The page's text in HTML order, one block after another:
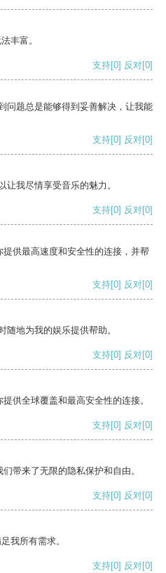
丰富。
支持[0] 反对[0]
问题总是能够得到妥善解决，让我能
支持[0] 反对[0]
让我尽情享受音乐的魅力。
支持[0] 反对[0]
供最高速度和安全性的连接，并帮
支持[0] 反对[0]
随地为我的娱乐提供帮助。
支持[0] 反对[0]
供全球覆盖和最高安全性的连接。
支持[0] 反对[0]
带来了无限的隐私保护和自由。
支持[0] 反对[0]
我所有需求。
支持[0] 反对[0]